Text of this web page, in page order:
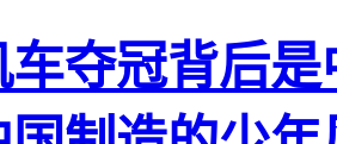
车夺冠背后